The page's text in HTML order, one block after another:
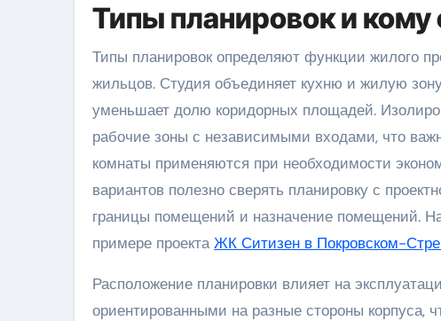
Типы планировок и кому
Типы планировок определяют функции жилого пространства и соответствие требованиям разных групп
жильцов. Студия объединяет кухню и жилую
уменьшает долю коридорных площадей.
рабочие зоны с независимыми входами, что
комнаты применяются при необходимости
вариантов полезно сверять планировку с
границы помещений и назначение помещений.
примере проектаЖК Ситизен в Покровском-
Расположение планировки влияет на
ориентированными на разные стороны корпуса,